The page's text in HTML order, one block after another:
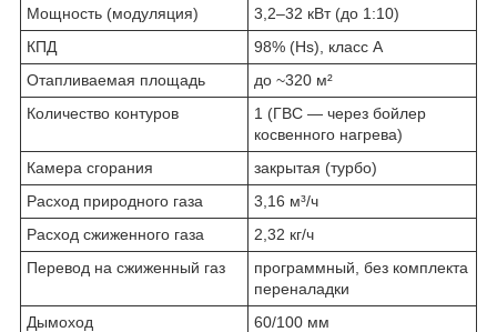
Мощность (модуляция)
3,2–32 кВт (до 1:10)
КПД
98% (Hs), класс A
Отапливаемая площадь
до ~320 м²
Количество контуров
1 (ГВС — через бойлер
косвенного нагрева)
Камера сгорания
закрытая (турбо)
Расход природного газа
3,16 м³/ч
Расход сжиженного газа
2,32 кг/ч
Перевод на сжиженный газ
программный, без комплекта
переналадки
Дымоход
60/100 мм